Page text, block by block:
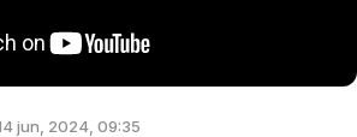
jun, 2024, 09:35